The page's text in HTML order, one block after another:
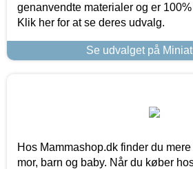
genanvendte materialer og er
Klik her for at se deres udvalg.
Se udvalget på
Hos Mammashop.dk finder du mere
mor, barn og baby. Når du køber